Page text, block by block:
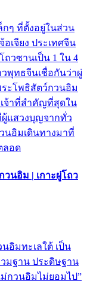
กๆ ที่ตั้งอยู่ในส่วน
เจียง ประเทศจีน
ถวซานเป็น 1 ใน 4
พุทธจีนเชื่อกันว่าผู่
ะโพธิสัตว์กวนอิม
จ้าที่สำคัญที่สุดใน
แสวงบุญจากทั่ว
นอิมเดินทางมาที่
ลอด
นอิม | เกาะผู่โถว
อิมทะเลใต้ เป็น
มฐาน ประดิษฐาน
กวนอิมไม่ยอมไป”